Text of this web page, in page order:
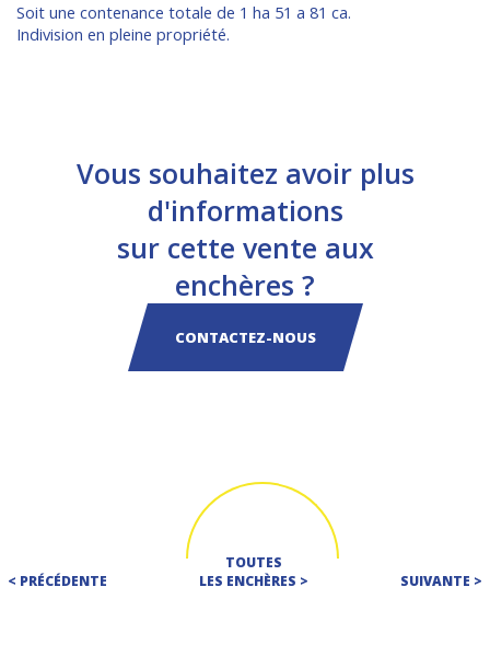
Soit une contenance totale de 1 ha 51 a 81 ca.
Indivision en pleine propriété.
Vous souhaitez avoir plus
d'informations
sur cette vente aux
enchères ?
CONTACTEZ-NOUS
< PRÉCÉDENTE
TOUTES
LES ENCHÈRES >
SUIVANTE >